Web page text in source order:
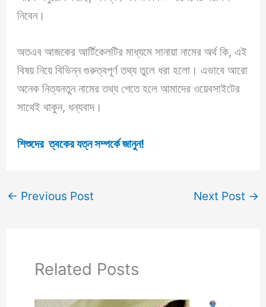
নিবেন।
অতএব আজকের আর্টিকেলটির মাধ্যমে সানায়া নামের অর্থ কি, এই
বিষয় নিয়ে বিভিন্ন গুরুত্বপূর্ণ তথ্য তুলে ধরা হলো। এভাবে আরো
অনেক নিত্যনতুন নামের তথ্য পেতে হলে আমাদের ওয়েবসাইটের
সাথেই থাকুন, ধন্যবাদ।
শিশুদের ত্বকের যত্ন সম্পর্কে জানুন!
← Previous Post Next Post →
Related Posts